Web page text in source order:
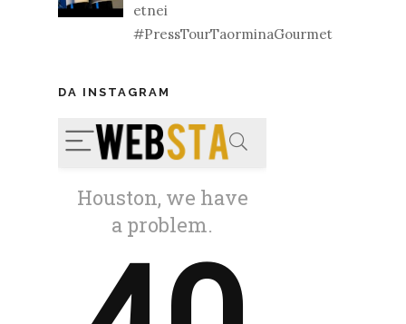
etnei
#PressTourTaorminaGourmet
DA INSTAGRAM